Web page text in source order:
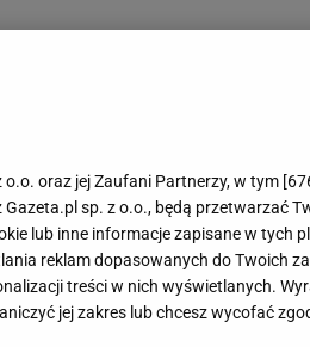
robot
się pod choinką!
o.o. oraz jej Zaufani Partnerzy, w tym [
sp. z o.o., będą przetwarzać
lub inne informacje zapisane w tych
reklam dopasowanych do Twoich
treści w nich wyświetlanych.
jej zakres lub chcesz wycofać